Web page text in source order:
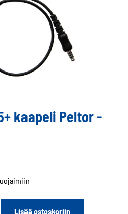
kaapeli Peltor -
Lisää ostoskoriin